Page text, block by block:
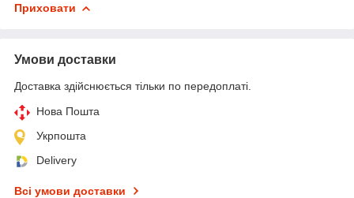
Приховати
Умови доставки
Доставка здійснюється тільки по передоплаті.
Нова Пошта
Укрпошта
Delivery
Всі умови доставки